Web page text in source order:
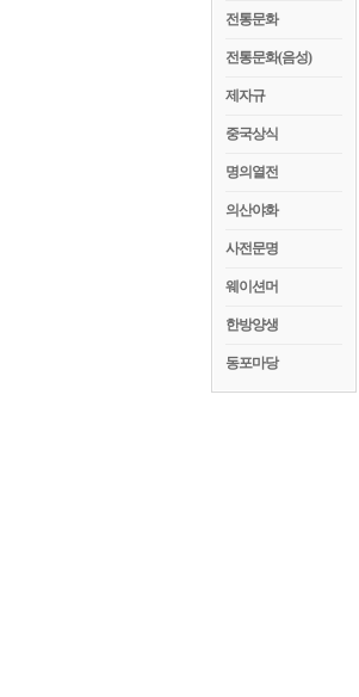
전통문화
전통문화(음성)
제자규
중국상식
명의열전
의산야화
사전문명
웨이션머
한방양생
동포마당